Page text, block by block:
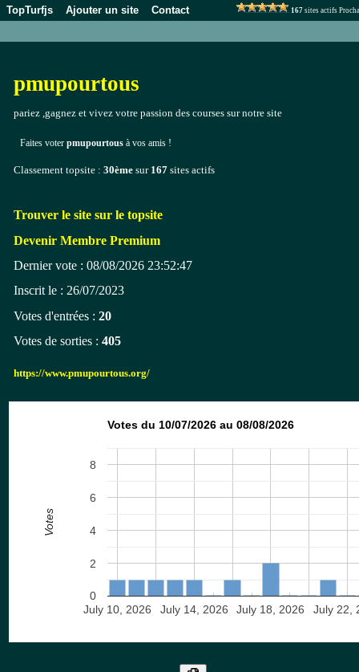
TopTurfjs Ajouter un site Contact 167 sites actifs
pmupourtous
pariez ,gagnez et vivez votre passion des courses sur notre site
Faites voter pmupourtous à vos amis !
Classement topsite : 30ème sur 167 sites actifs
Trouver le site sur le topsite
Devenir Membre Premium
Dernier vote : 08/08/2026 23:52:47
Inscrit le : 26/07/2023
Votes d'entrées : 20
Votes de sorties : 405
https://www.pmupourtous.org/
Votes du 10/07/2026 au 08/08/2026
July 10, 2026 July 14, 2026 July 18, 2026 July 22,
0
2
4
6
8
Votes